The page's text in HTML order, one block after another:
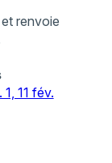
et renvoie
11 fév.